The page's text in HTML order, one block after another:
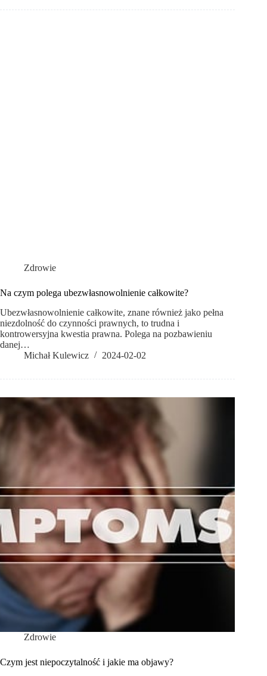
Zdrowie
Na czym polega ubezwłasnowolnienie całkowite?
Ubezwłasnowolnienie całkowite, znane również jako pełna
niezdolność do czynności prawnych, to trudna i
kontrowersyjna kwestia prawna. Polega na pozbawieniu
danej…
Michał Kulewicz
2024-02-02
Zdrowie
Czym jest niepoczytalność i jakie ma objawy?